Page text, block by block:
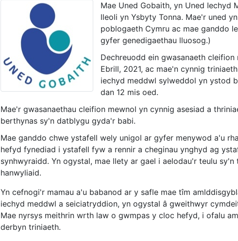
Mae Uned Gobaith, yn Uned Iechyd
lleoli yn Ysbyty Tonna. Mae'r uned
poblogaeth Cymru ac mae ganddo
gyfer genedigaethau lluosog.)
Dechreuodd ein gwasanaeth
Ebrill, 2021, ac mae'n cynnig
iechyd meddwl sylweddol yn ystod
dan 12 mis oed.
Mae'r gwasanaethau cleifion mewnol yn cynnig asesiad a
berthynas sy'n datblygu gyda'r babi.
Mae ganddo chwe ystafell wely unigol ar gyfer menywod a'u
hefyd fynediad i ystafell fyw a rennir a cheginau ynghyd ag
synhwyraidd. Yn ogystal, mae llety ar gael i aelodau'r teulu
hanwyliaid.
Yn cefnogi'r mamau a'u babanod ar y safle mae tîm
iechyd meddwl a seiciatryddion, yn ogystal â gweithwyr
Mae nyrsys meithrin wrth law o gwmpas y cloc hefyd, i ofalu
derbyn triniaeth.